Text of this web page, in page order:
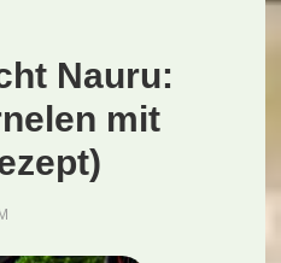
Nauru:
mit